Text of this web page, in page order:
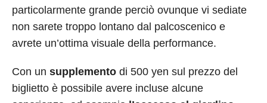
particolarmente grande perciò ovunque vi sediate
non sarete troppo lontano dal palcoscenico e
avrete un’ottima visuale della performance.
Con un supplemento di 500 yen sul prezzo del
biglietto è possibile avere incluse alcune